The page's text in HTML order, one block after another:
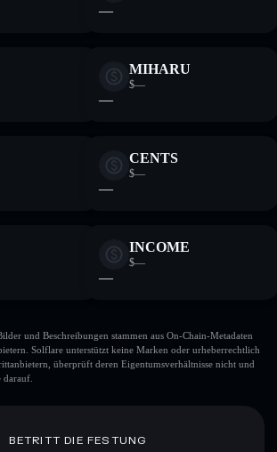
—
MIHARU
$—
—
CENTS
$—
—
INCOME
$—
—
und Beschreibungen stammen aus On-Chain-Metadaten
Solflare unterstützt keine Marken oder urheberrechtlich
überprüft deren Eigentumsverhältnisse nicht und
BETRITT DIE FESTUNG